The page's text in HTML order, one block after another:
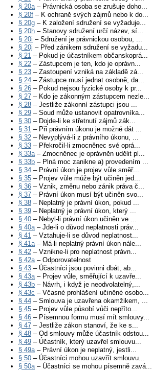
§ 20a– Právnická osoba se zrušuje doho...
§ 20f – K ochraně svých zájmů nebo k do...
§ 20g – K založení sdružení se vyžaduje...
§ 20h – Stanovy sdružení určí název, sí...
§ 20i – Sdružení je právnickou osobou, ...
§ 20j – Před zánikem sdružení se vyžadu...
§ 21 – Pokud je účastníkem občanskoprá...
§ 22 – Zástupcem je ten, kdo je oprávn...
§ 23 – Zastoupení vzniká na základě zá...
§ 24 – Zástupce musí jednat osobně; da...
§ 26 – Pokud nejsou fyzické osoby k pr...
§ 27 – Kdo je zákonným zástupcem nezle...
§ 28 – Jestliže zákonní zástupci jsou ...
§ 29 – Soud může ustanovit opatrovníka...
§ 30 – Dojde-li ke střetnutí zájmů zák...
§ 31 – Při právním úkonu je možné dát ...
§ 32 – Nevyplývá-li z právního úkonu, ...
§ 33 – Překročil-li zmocněnec své oprá...
§ 33a– Zmocněnec je oprávněn udělit pl...
§ 33b – Plná moc zanikne a) provedením ...
§ 34 – Právní úkon je projev vůle směř...
§ 35 – Projev vůle může být učiněn jed...
§ 36 – Vznik, změnu nebo zánik práva č...
§ 37 – Právní úkon musí být učiněn svo...
§ 38 – Neplatný je právní úkon, pokud ...
§ 39 – Neplatný je právní úkon, který ...
§ 40 – Nebyl-li právní úkon učiněn ve ...
§ 40a– Jde-li o důvod neplatnosti práv...
§ 41 – Vztahuje-li se důvod neplatnost...
§ 41a– Má-li neplatný právní úkon nále...
§ 42 – Vznikne-li pro neplatnost právn...
§ 42a– Odporovatelnost
§ 43 – Účastníci jsou povinni dbát, ab...
§ 43a– Projev vůle, směřující k uzavře...
§ 43b – Návrh, i když je neodvolatelný,...
§ 43c – Včasné prohlášení učiněné osobo...
§ 44 – Smlouva je uzavřena okamžikem, ...
§ 45 – Projev vůle působí vůči nepříto...
§ 46 – Písemnou formu musí mít smlouvy...
§ 47 – Jestliže zákon stanoví, že ke s...
§ 48 – Od smlouvy může účastník odstou...
§ 49 – Účastník, který uzavřel smlouvu...
§ 49a– Právní úkon je neplatný, jestli...
§ 50 – Účastníci mohou uzavřít smlouvu...
§ 50a– Účastníci se mohou písemně zavá...